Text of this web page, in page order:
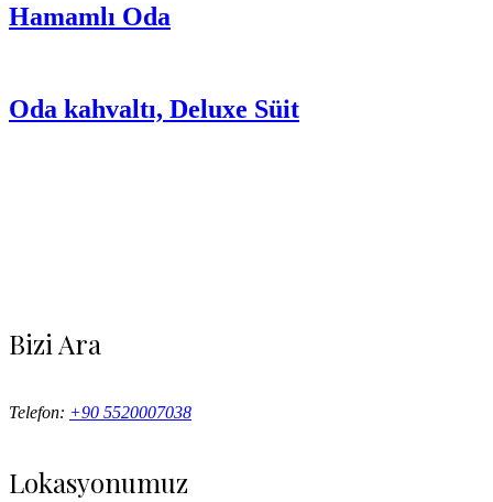
Hamamlı Oda
Oda kahvaltı, Deluxe Süit
Bizi Ara
Telefon: +90 5520007038
Lokasyonumuz